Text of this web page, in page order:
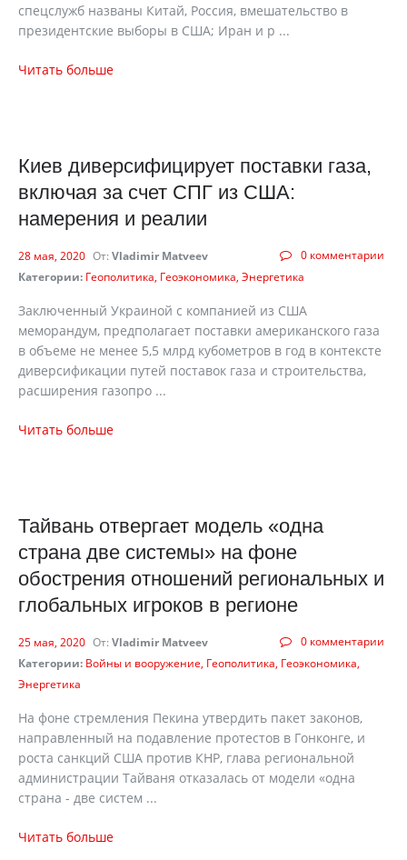
спецслужб названы Китай, Россия, вмешательство в
президентские выборы в США; Иран и р ...
Читать больше
Киев диверсифицирует поставки газа,
включая за счет СПГ из США:
намерения и реалии
0 комментарии
28 мая, 2020 От: Vladimir Matveev
Категории: Геополитика Геоэкономика Энергетика
Заключенный Украиной с компанией из США
меморандум, предполагает поставки американского газа
в объеме не менее 5,5 млрд кубометров в год в контексте
диверсификации путей поставок газа и строительства,
расширения газопро ...
Читать больше
Тайвань отвергает модель «одна
страна две системы» на фоне
обострения отношений региональных и
глобальных игроков в регионе
0 комментарии
25 мая, 2020 От: Vladimir Matveev
Категории: Войны и вооружение Геополитика Геоэкономика
Энергетика
На фоне стремления Пекина утвердить пакет законов,
направленный на подавление протестов в Гонконге, и
роста санкций США против КНР, глава региональной
администрации Тайваня отказалась от модели «одна
страна - две систем ...
Читать больше